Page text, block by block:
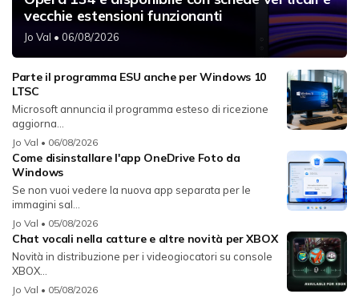
vecchie estensioni funzionanti
Jo Val • 06/08/2026
Parte il programma ESU anche per Windows 10
LTSC
Microsoft annuncia il programma esteso di ricezione
aggiorna...
Jo Val • 06/08/2026
Come disinstallare l'app OneDrive Foto da
Windows
Se non vuoi vedere la nuova app separata per le
immagini sal...
Jo Val • 05/08/2026
Chat vocali nella catture e altre novità per XBOX
Novità in distribuzione per i videogiocatori su console
XBOX...
Jo Val • 05/08/2026